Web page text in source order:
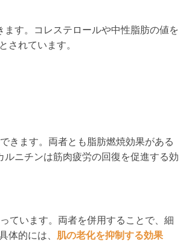
す。コレステロールや中性脂肪の値を
されています。
きます。両者とも脂肪燃焼効果がある
ニチンは筋肉疲労の回復を促進する効
ています。両者を併用することで、細
体的には、 肌の老化を抑制する効果